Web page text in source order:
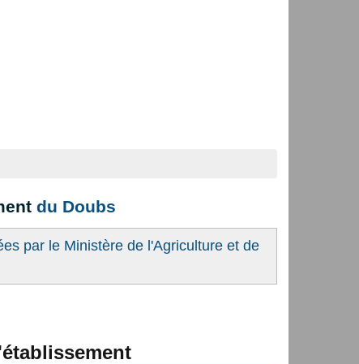
du Doubs
par le Ministère de l'Agriculture et de